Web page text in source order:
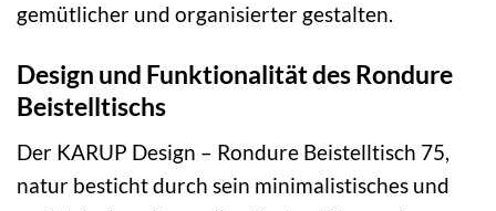
gemütlicher und organisierter gestalten.
Design und Funktionalität des Rondure
Beistelltischs
Der KARUP Design – Rondure Beistelltisch 75,
natur besticht durch sein minimalistisches und